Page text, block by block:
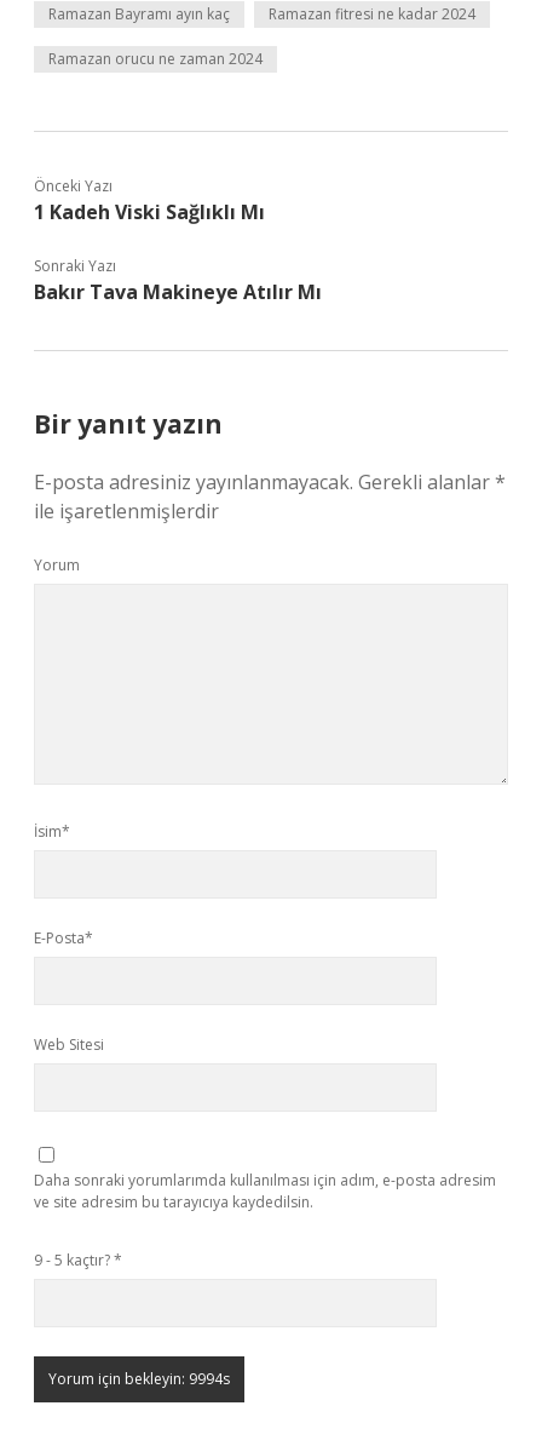
Ramazan Bayramı ayın kaç Ramazan fitresi ne kadar 2024
Ramazan orucu ne zaman 2024
Önceki Yazı
1 Kadeh Viski Sağlıklı Mı
Sonraki Yazı
Bakır Tava Makineye Atılır Mı
Bir yanıt yazın
E-posta adresiniz yayınlanmayacak. Gerekli alanlar*
ile işaretlenmişlerdir
Yorum
İsim*
E-Posta*
Web Sitesi
Daha sonraki yorumlarımda kullanılması için adım, e-posta adresim
ve site adresim bu tarayıcıya kaydedilsin.
9 - 5 kaçtır?*